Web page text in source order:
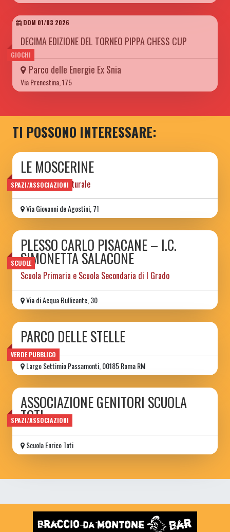
GIOCHI
DOM 01/03 2026
DECIMA EDIZIONE DEL TORNEO PIPPA CHESS CUP
Parco delle Energie Ex Snia
Via Prenestina, 175
TI POSSONO INTERESSARE:
SPAZI/ASSOCIAZIONI
LE MOSCERINE
associazione culturale
Via Giovanni de Agostini, 71
SCUOLE
PLESSO CARLO PISACANE – I.C.
SIMONETTA SALACONE
Scuola Primaria e Scuola Secondaria di I Grado
Via di Acqua Bullicante, 30
VERDE PUBBLICO
PARCO DELLE STELLE
Largo Settimio Passamonti, 00185 Roma RM
SPAZI/ASSOCIAZIONI
ASSOCIAZIONE GENITORI SCUOLA
TOTI
Scuola Enrico Toti